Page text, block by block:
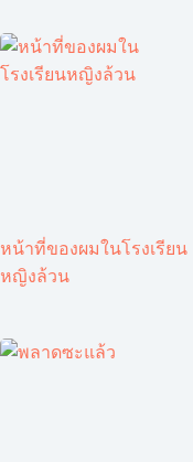
หน้าที่ของผมในโรงเรียน
หญิงล้วน